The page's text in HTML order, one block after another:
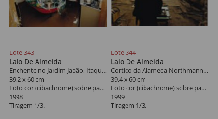
Lote 343
Lalo De Almeida
Enchente no Jardim Japão, Itaquaquecetuba
39,2 x 60 cm
Foto cor (cibachrome) sobre papel
1998
Tiragem 1/3.
Lote 344
Lalo De Almeida
Cortiço da Alameda Northmann, São Paulo
39,4 x 60 cm
Foto cor (cibachrome) sobre papel
1999
Tiragem 1/3.